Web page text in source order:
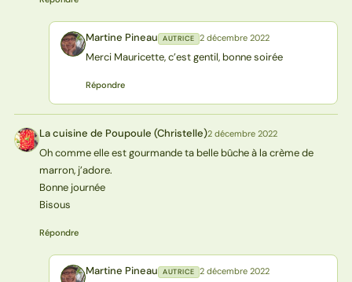
MP Martine Pineau AUTRICE 2 décembre 2022
Merci Mauricette, c’est gentil, bonne soirée
Répondre
L( La cuisine de Poupoule (Christelle)2 décembre 2022
Oh comme elle est gourmande ta belle bûche à la crème de
marron, j’adore.
Bonne journée
Bisous
Répondre
MP Martine Pineau AUTRICE 2 décembre 2022